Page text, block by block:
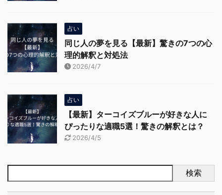
占い
同じ人の夢を見る【最新】驚きの7つの心
理的解釈と対処法
2026/4/7
占い
【最新】ターコイズブルーが好きな人に
ぴったりな適職5選！驚きの解釈とは？
2026/4/5
検索